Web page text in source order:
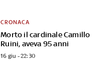
Morto il cardinale Camillo
Ruini, aveva 95 anni
CRONACA
16 giu - 22:30